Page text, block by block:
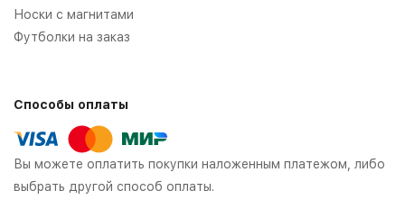
Носки с магнитами
Футболки на заказ
Способы оплаты
Вы можете оплатить покупки наложенным платежом, либо
выбрать другой способ оплаты.